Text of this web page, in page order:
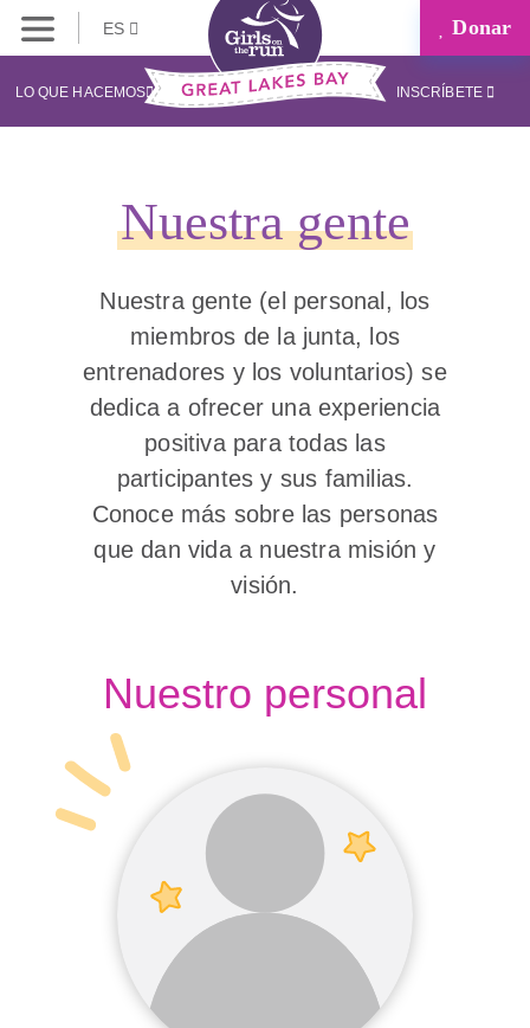
ES Donar
LO QUE HACEMOS INSCRÍBETE
Nuestra gente
Nuestra gente (el personal, los
miembros de la junta, los
entrenadores y los voluntarios) se
dedica a ofrecer una experiencia
positiva para todas las
participantes y sus familias.
Conoce más sobre las personas
que dan vida a nuestra misión y
visión.
Nuestro personal